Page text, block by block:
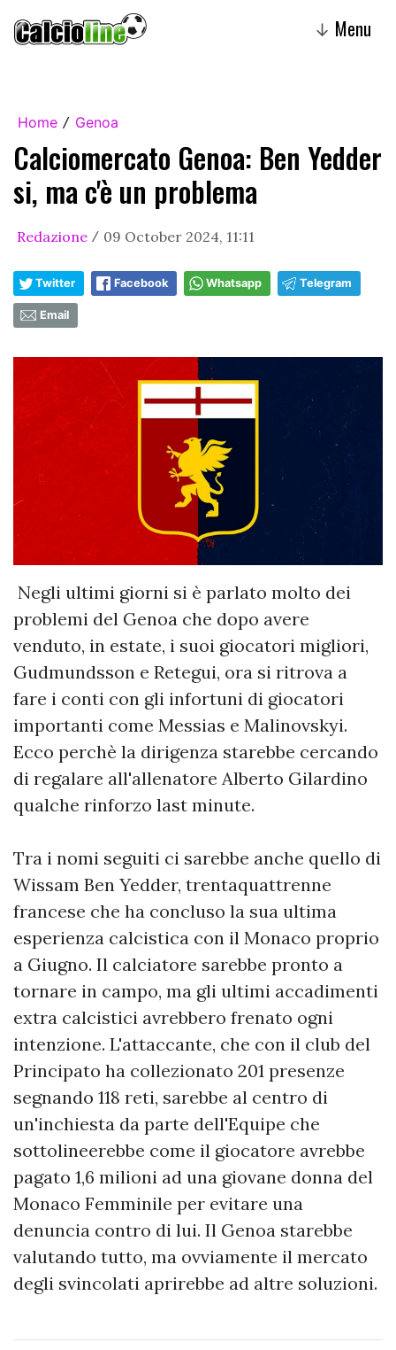
↓ Menu
Home / Genoa
Calciomercato Genoa: Ben Yedder
si, ma c'è un problema
Redazione / 09 October 2024, 11:11
Twitter Facebook Whatsapp Telegram
Email
Negli ultimi giorni si è parlato molto dei
problemi del Genoa che dopo avere
venduto, in estate, i suoi giocatori migliori,
Gudmundsson e Retegui, ora si ritrova a
fare i conti con gli infortuni di giocatori
importanti come Messias e Malinovskyi.
Ecco perchè la dirigenza starebbe cercando
di regalare all'allenatore Alberto Gilardino
qualche rinforzo last minute.
Tra i nomi seguiti ci sarebbe anche quello di
Wissam Ben Yedder, trentaquattrenne
francese che ha concluso la sua ultima
esperienza calcistica con il Monaco proprio
a Giugno. Il calciatore sarebbe pronto a
tornare in campo, ma gli ultimi accadimenti
extra calcistici avrebbero frenato ogni
intenzione. L'attaccante, che con il club del
Principato ha collezionato 201 presenze
segnando 118 reti, sarebbe al centro di
un'inchiesta da parte dell'Equipe che
sottolineerebbe come il giocatore avrebbe
pagato 1,6 milioni ad una giovane donna del
Monaco Femminile per evitare una
denuncia contro di lui. Il Genoa starebbe
valutando tutto, ma ovviamente il mercato
degli svincolati aprirebbe ad altre soluzioni.